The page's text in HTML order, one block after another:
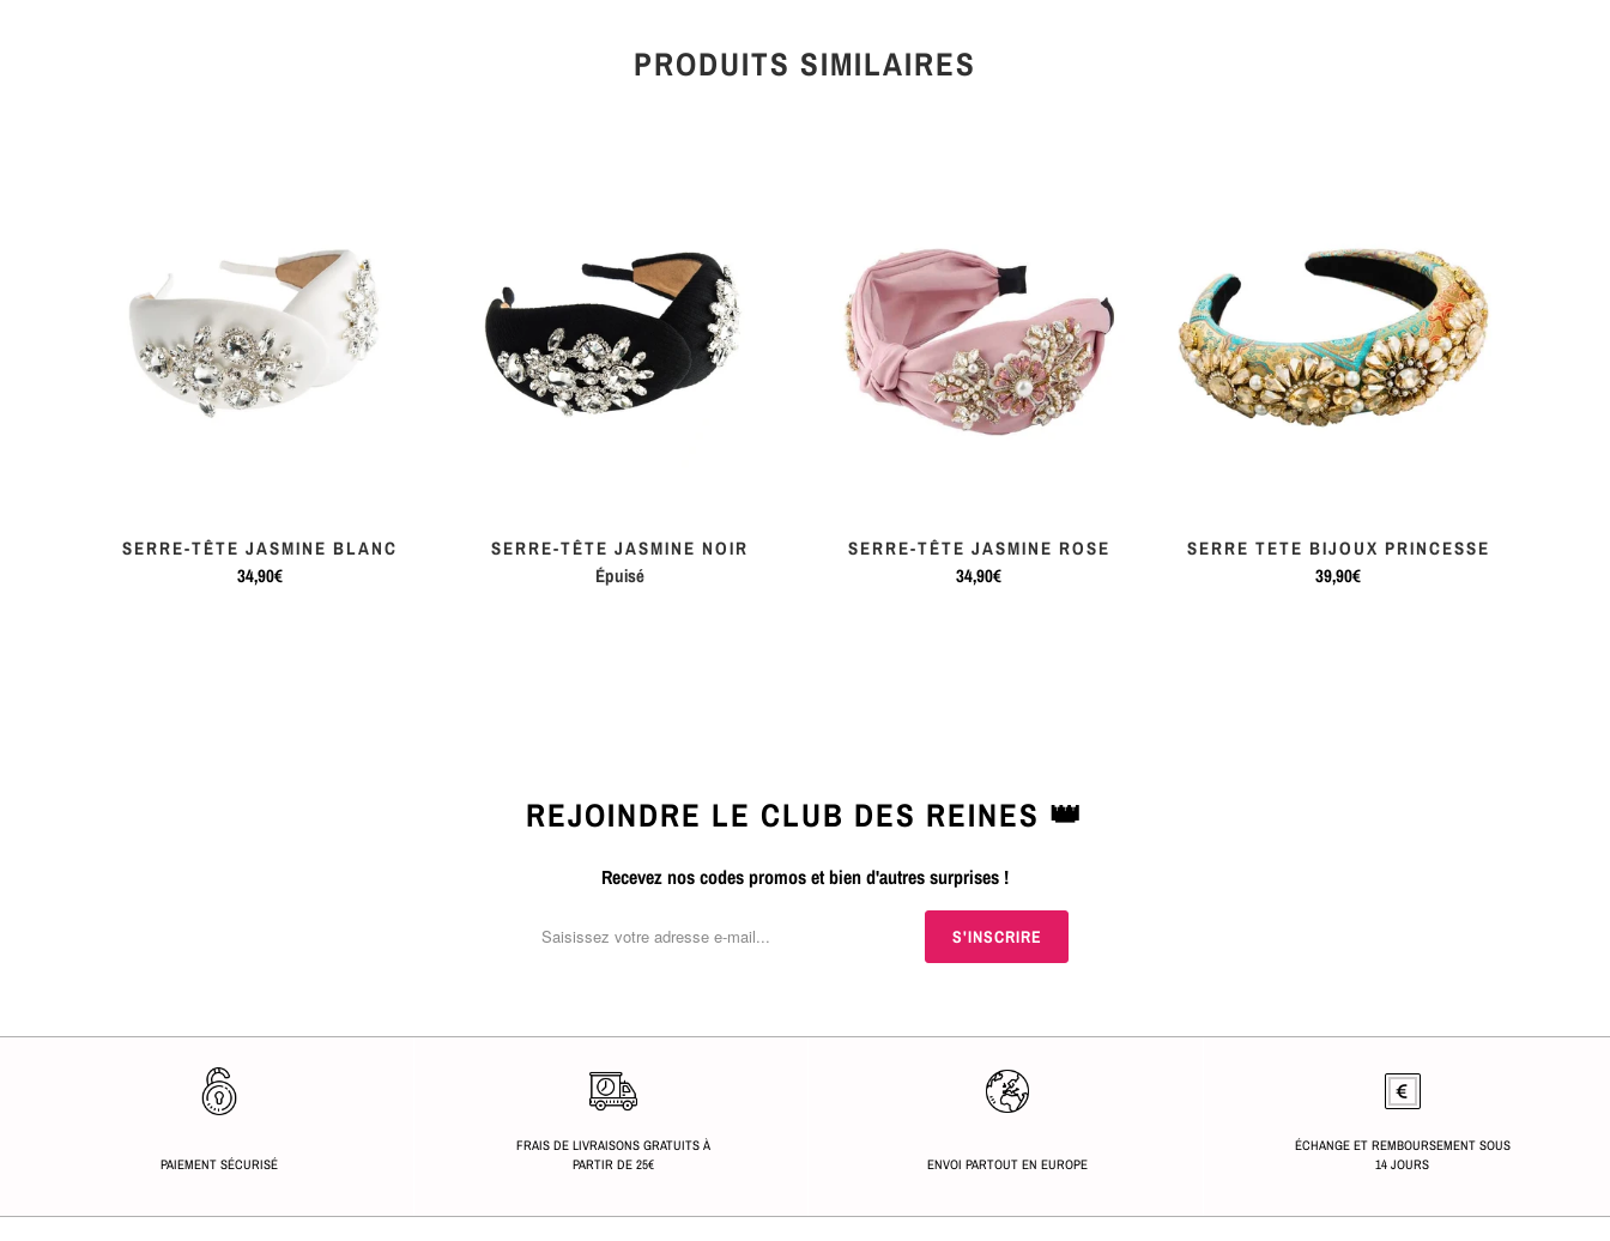
PRODUITS SIMILAIRES
SERRE-TÊTE JASMINE BLANC
34,90€
SERRE-TÊTE JASMINE NOIR
Épuisé
SERRE-TÊTE JASMINE ROSE
34,90€
SERRE TETE BIJOUX PRINCESSE
39,90€
REJOINDRE LE CLUB DES REINES 👑
Recevez nos codes promos et bien d'autres surprises !
PAIEMENT SÉCURISÉ
FRAIS DE LIVRAISONS GRATUITS À
PARTIR DE 25€
ENVOI PARTOUT EN EUROPE
ÉCHANGE ET REMBOURSEMENT SOUS
14 JOURS